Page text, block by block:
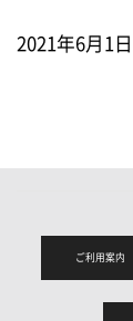
2021年6月1
ご利用案内